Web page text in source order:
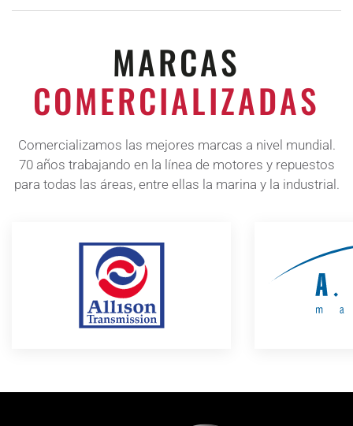
MARCAS
COMERCIALIZADAS
Comercializamos las mejores marcas a nivel mundial.
70 años trabajando en la línea de motores y repuestos
para todas las áreas, entre ellas la marina y la industrial.